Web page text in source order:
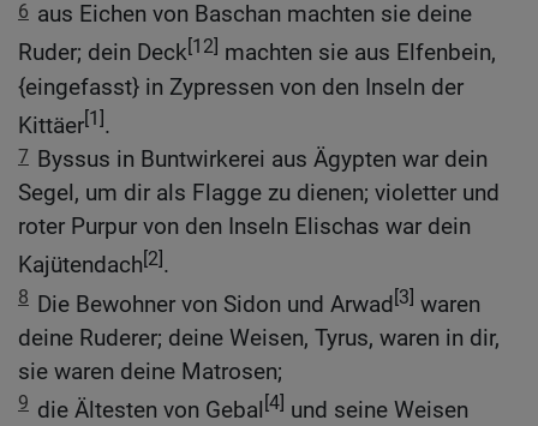
6 aus Eichen von Baschan machten sie deine
Ruder; dein Deck[12] machten sie aus Elfenbein,
{eingefasst} in Zypressen von den Inseln der
Kittäer[1].
7 Byssus in Buntwirkerei aus Ägypten war dein
Segel, um dir als Flagge zu dienen; violetter und
roter Purpur von den Inseln Elischas war dein
Kajütendach[2].
8 Die Bewohner von Sidon und Arwad[3] waren
deine Ruderer; deine Weisen, Tyrus, waren in dir,
sie waren deine Matrosen;
9 die Ältesten von Gebal [4] und seine Weisen